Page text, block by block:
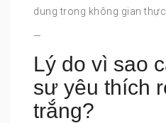
dung trong không gian thực
—
Lý do vì sao
sư yêu thích
trắng?